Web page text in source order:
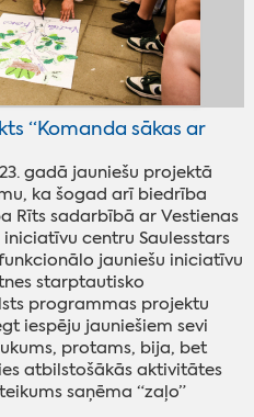
“Komanda sākas ar
gadā jauniešu projektā
ka šogad arī biedrība
Rīts sadarbībā ar Vestienas
centru Saulesstars
jauniešu iniciatīvu
starptautisko
programmas projektu
iespēju jauniešiem sevi
protams, bija, bet
atbilstošākās aktivitātes
saņēma “zaļo”